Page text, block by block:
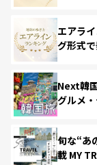
エアラ
グ形式
Next韓
グルメ
旬な“あ
載 MY